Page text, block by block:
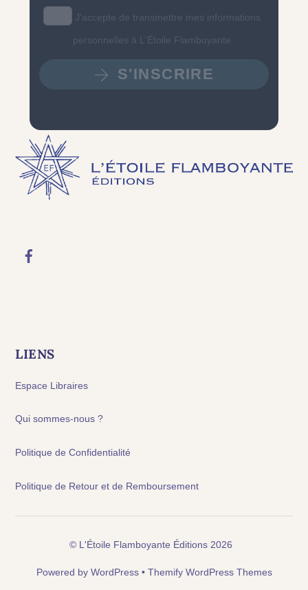
J'accepte de transmettre mes informations
personnelles à L'Étoile Flamboyante
S'INSCRIRE
LIENS
Espace Libraires
Qui sommes-nous ?
Politique de Confidentialité
Politique de Retour et de Remboursement
© L'Étoile Flamboyante Éditions2026
Powered by WordPress• Themify WordPress Themes